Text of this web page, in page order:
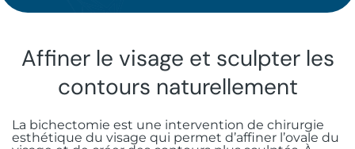
mandibulaire (A.T.M.)
Chirurgie des kystes et tumeurs
Implant unitaire
Implants zygomatiques
Les implants sous-périostés
Chirurgie maxillo-faciale
Implants faciaux
Chirurgie orthognathique
Chirurgie & médecine esthétique
Blépharoplastie supérieure à Genève
Chirurgie des tissus mous
Parcours de soins
Patients internationaux
Correspondants
Affiner le visage et sculpter les
contours naturellement
La bichectomie est une intervention de chirurgie
esthétique du visage qui permet d’affiner l’ovale du